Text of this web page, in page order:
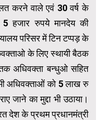
करने वाले एवं 30 वर्ष के
हजार रुपये मानदेय की
परिसर में टिन टप्पड़ के
के लिए स्थायी बैठक
अधिवक्ता बन्धुओ सहित
अधिवक्ताओं को 5 लाख रु
जाने का मुद्दा भी उठाया।
देश के प्रथम प्रधानमंत्री